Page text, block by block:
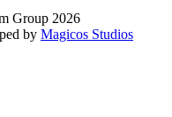
Group 2026
by Magicos Studios